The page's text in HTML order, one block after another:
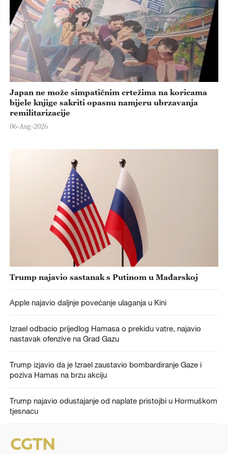
Japan ne može simpatičnim crtežima na koricama
bijele knjige sakriti opasnu namjeru ubrzavanja
remilitarizacije
06-Aug-2026
Trump najavio sastanak s Putinom u Mađarskoj
Apple najavio daljnje povećanje ulaganja u Kini
Izrael odbacio prijedlog Hamasa o prekidu vatre, najavio
nastavak ofenzive na Grad Gazu
Trump izjavio da je Izrael zaustavio bombardiranje Gaze i
poziva Hamas na brzu akciju
Trump najavio odustajanje od naplate pristojbi u Hormuškom
tjesnacu